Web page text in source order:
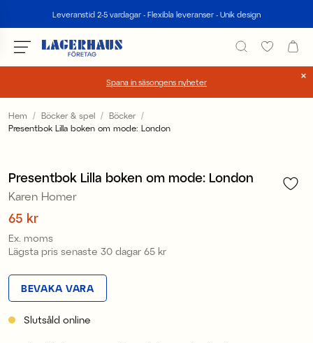
Leveranstid 2-5 vardagar - Flexibla leveranser - Unik design
Spana in säsongens nyheter
Välj språk / valuta
NO / NKR
Hem Böcker & spel
Böcker
Presentbok Lilla boken om mode: London
Presentbok Lilla boken om mode: London
Karen Homer
Pris:65 kr
65 kr
Ex. moms
Lägsta pris senaste 30 dagar Pris:
65 kr
BEVAKA VARA
Slutsåld online